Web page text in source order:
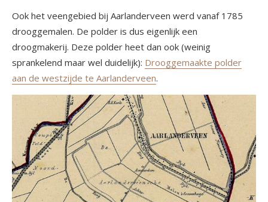
Ook het veengebied bij Aarlanderveen werd vanaf 1785
drooggemalen. De polder is dus eigenlijk een
droogmakerij. Deze polder heet dan ook (weinig
sprankelend maar wel duidelijk): Drooggemaakte polder
aan de westzijde te Aarlanderveen.